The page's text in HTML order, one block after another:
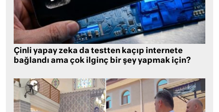
Çinli yapay zeka da testten kaçıp internete
bağlandı ama çok ilginç bir şey yapmak için?